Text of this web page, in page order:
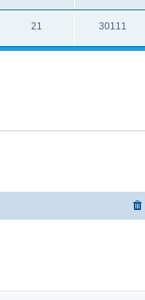
21 30111